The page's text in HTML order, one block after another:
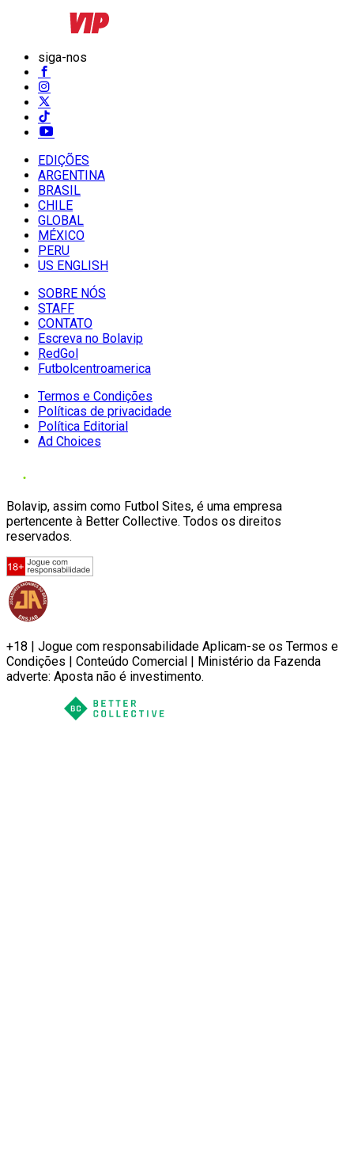
siga-nos
EDIÇÕES
ARGENTINA
BRASIL
CHILE
GLOBAL
MÉXICO
PERU
US ENGLISH
SOBRE NÓS
STAFF
CONTATO
Escreva no Bolavip
RedGol
Futbolcentroamerica
Termos e Condições
Políticas de privacidade
Política Editorial
Ad Choices
Bolavip, assim como Futbol Sites, é uma empresa
pertencente à Better Collective. Todos os direitos
reservados.
+18 | Jogue com responsabilidade Aplicam-se os Termos e
Condições | Conteúdo Comercial | Ministério da Fazenda
adverte: Aposta não é investimento.